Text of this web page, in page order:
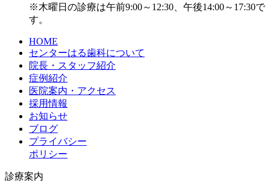
※木曜日の診療は午前9:00～12:30、午後14:00～17:30で
す。
HOME
センターはる歯科について
院長・スタッフ紹介
症例紹介
医院案内・アクセス
採用情報
お知らせ
ブログ
プライバシー
ポリシー
診療案内